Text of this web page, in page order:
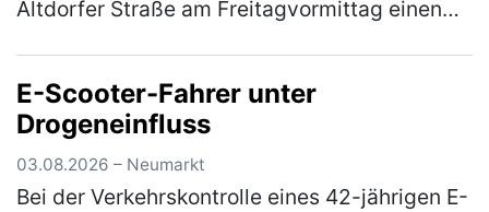
Altdorfer Straße am Freitagvormittag einen
E-Scooter-Fahrer unter
Drogeneinfluss
03.08.2026 – Neumarkt
Bei der Verkehrskontrolle eines 42-jährigen E-